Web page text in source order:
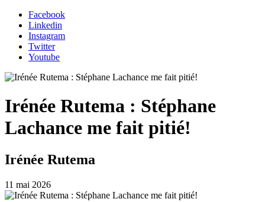
Facebook
Linkedin
Instagram
Twitter
Youtube
Irénée Rutema : Stéphane
Lachance me fait pitié!
Irénée Rutema
11 mai 2026